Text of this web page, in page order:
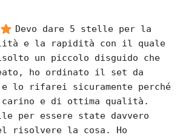
Devo dare 5 stelle per la
e la rapidità con il quale
un piccolo disguido che
ho ordinato il set da
e lo rifarei sicuramente perché
carino e di ottima qualità.
per essere state davvero
risolvere la cosa. Ho